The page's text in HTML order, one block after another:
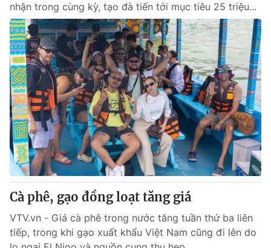
nhận trong cùng kỳ, tạo đà tiến tới mục tiêu 25 triệu...
Cà phê, gạo đồng loạt tăng giá
VTV.vn - Giá cà phê trong nước tăng tuần thứ ba liên
tiếp, trong khi gạo xuất khẩu Việt Nam cũng đi lên do